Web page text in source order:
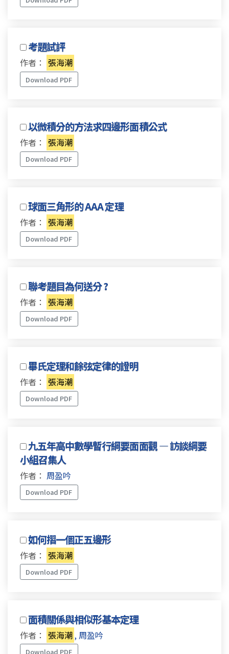
考題試評
作者： 張海潮
Download PDF
以微積分的方法求四邊形面積公式
作者： 張海潮
Download PDF
球面三角形的 AAA 定理
作者： 張海潮
Download PDF
聯考題目為何送分 ?
作者： 張海潮
Download PDF
畢氏定理和餘弦定律的證明
作者： 張海潮
Download PDF
九五年高中數學暫行綱要面面觀 — 訪談綱要
小組召集人
作者： 周盈吟
Download PDF
如何摺一個正五邊形
作者： 張海潮
Download PDF
面積關係與相似形基本定理
作者： 張海潮, 周盈吟
Download PDF